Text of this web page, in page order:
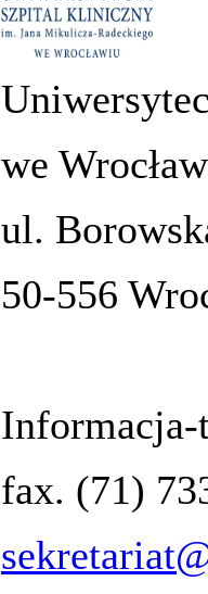
we
ul.
50-556
Informacja-
fax. (71)